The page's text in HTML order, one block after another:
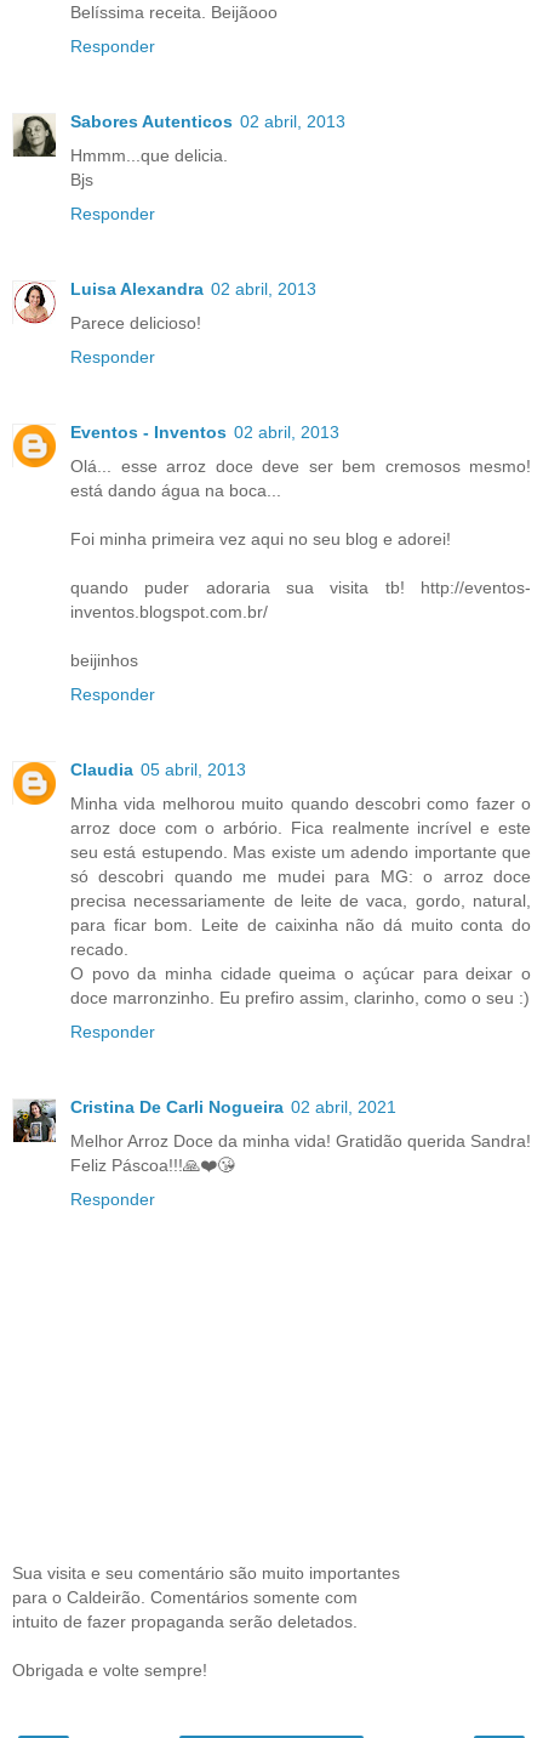
Belíssima receita. Beijãooo
Responder
Sabores Autenticos 02 abril, 2013
Hmmm...que delicia.
Bjs
Responder
Luisa Alexandra 02 abril, 2013
Parece delicioso!
Responder
Eventos - Inventos 02 abril, 2013
Olá... esse arroz doce deve ser bem cremosos mesmo!
está dando água na boca...
Foi minha primeira vez aqui no seu blog e adorei!
quando puder adoraria sua visita tb! http://eventos-
inventos.blogspot.com.br/
beijinhos
Responder
Claudia 05 abril, 2013
Minha vida melhorou muito quando descobri como fazer o
arroz doce com o arbório. Fica realmente incrível e este
seu está estupendo. Mas existe um adendo importante que
só descobri quando me mudei para MG: o arroz doce
precisa necessariamente de leite de vaca, gordo, natural,
para ficar bom. Leite de caixinha não dá muito conta do
recado.
O povo da minha cidade queima o açúcar para deixar o
doce marronzinho. Eu prefiro assim, clarinho, como o seu :)
Responder
Cristina De Carli Nogueira 02 abril, 2021
Melhor Arroz Doce da minha vida! Gratidão querida Sandra!
Feliz Páscoa!!!🙏❤️😘
Responder
Sua visita e seu comentário são muito importantes
para o Caldeirão. Comentários somente com
intuito de fazer propaganda serão deletados.
Obrigada e volte sempre!